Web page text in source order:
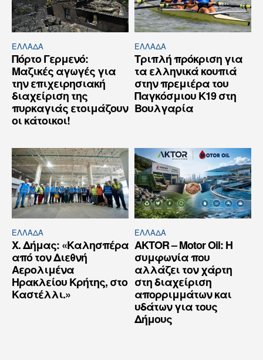
ΕΛΛΆΔΑ
Πόρτο Γερμενό:
Μαζικές αγωγές για
την επιχειρησιακή
διαχείριση της
πυρκαγιάς ετοιμάζουν
οι κάτοικοι!
ΕΛΛΆΔΑ
Τριπλή πρόκριση για
τα ελληνικά κουπιά
στην πρεμιέρα του
Παγκόσμιου Κ19 στη
Βουλγαρία
ΕΛΛΆΔΑ
Χ. Δήμας: «Καλησπέρα
από τον Διεθνή
Αερολιμένα
Ηρακλείου Κρήτης, στο
Καστέλλι.»
ΕΛΛΆΔΑ
AKTOR – Motor Oil: Η
συμφωνία που
αλλάζει τον χάρτη
στη διαχείριση
απορριμμάτων και
υδάτων για τους
Δήμους